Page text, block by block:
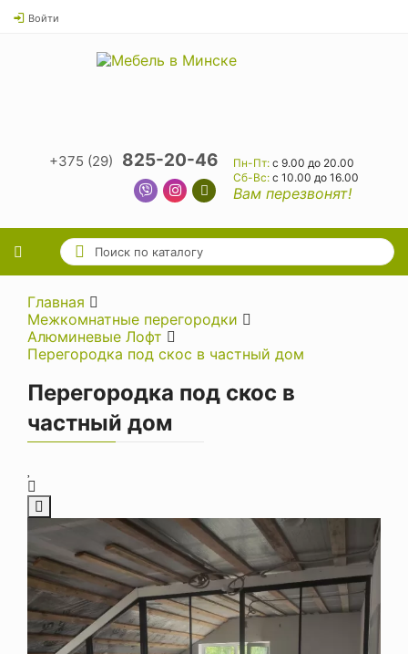
Войти
+375 (29) 825-20-46 Пн-Пт: с 9.00 до 20.00
Cб-Вс: с 10.00 до 16.00
Вам перезвонят!
Главная
Межкомнатные перегородки
Алюминевые Лофт
Перегородка под скос в частный дом
Перегородка под скос в
частный дом